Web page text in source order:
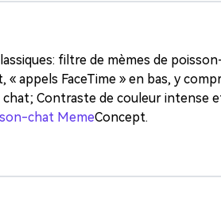
filtre de mèmes de
« appels FaceTime » en bas, y
Contraste de couleur intense
chat MemeConcept.